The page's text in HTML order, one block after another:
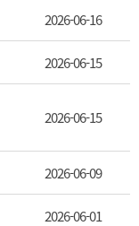
2026-06-16
2026-06-15
2026-06-15
2026-06-09
2026-06-01